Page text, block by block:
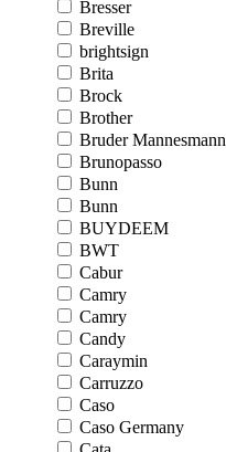
Bresser
Breville
brightsign
Brita
Brock
Brother
Bruder Mannesmann
Brunopasso
Bunn
Bunn
BUYDEEM
BWT
Cabur
Camry
Camry
Candy
Caraymin
Carruzzo
Caso
Caso Germany